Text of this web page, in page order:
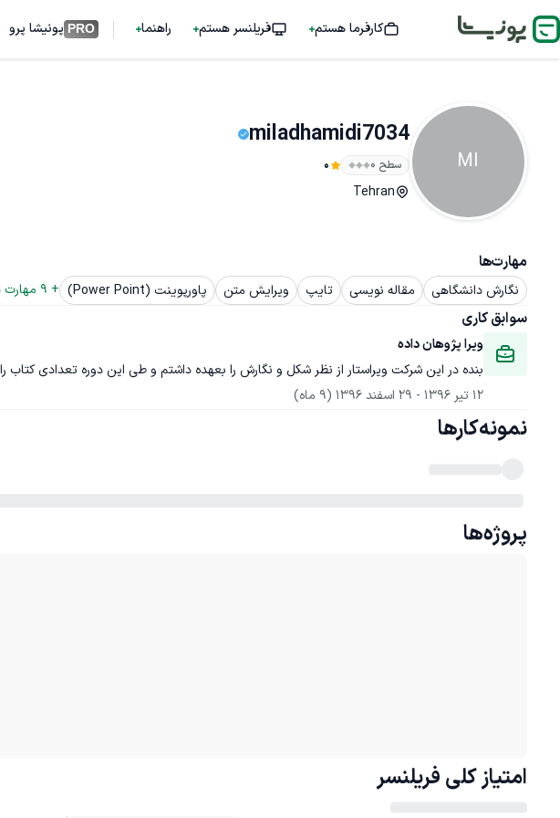
کارفرما هستم فریلنسر هستم راهنما PRO پونیشا پرو
MI
miladhamidi7034
سطح ۰ 0
Tehran
مهارت‌ها
نگارش دانشگاهی مقاله نویسی تایپ ویرایش متن پاورپوینت (Power Point) +
9 مهارت
سوابق کاری
ویرا پژوهان داده
بنده در این شرکت ویراستار از نظر شکل و نگارش را بعهده داشتم و طی این دوره تعدادی کتاب را
12 تیر 1396
- 29 اسفند 1396 (9 ماه)
نمونه‌کارها
پروژه‌ها
امتیاز کلی فریلنسر